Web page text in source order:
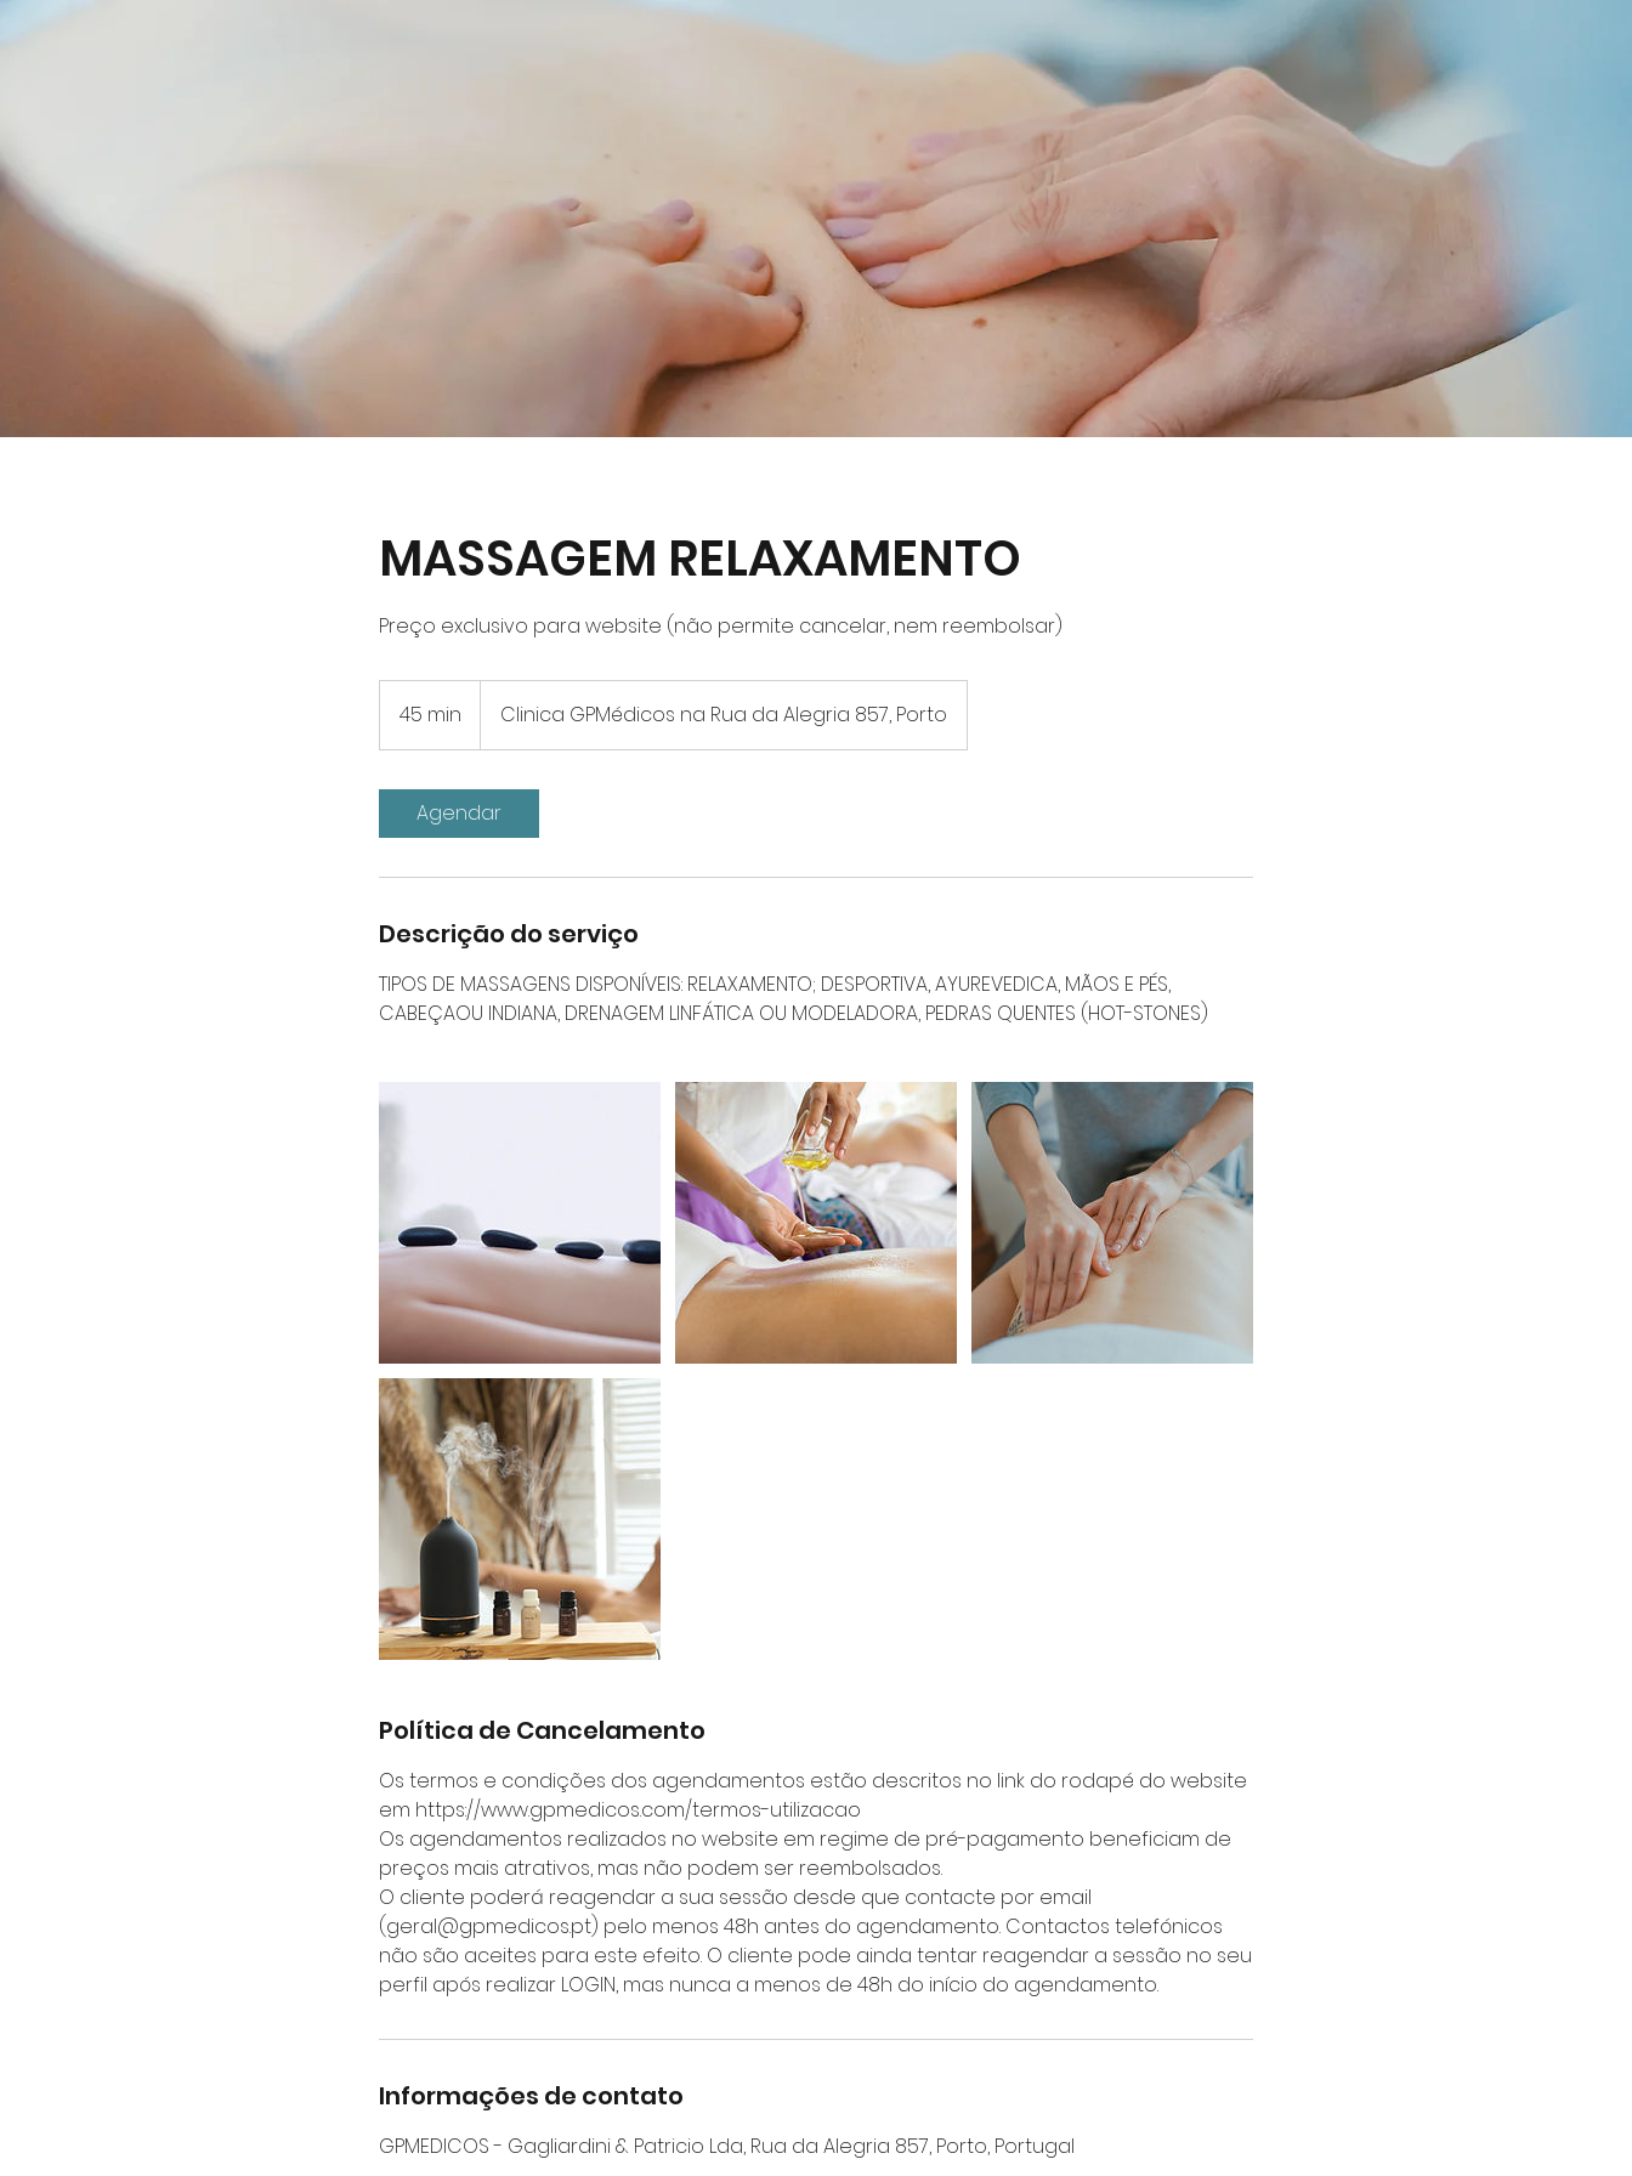
MASSAGEM RELAXAMENTO
Preço exclusivo para website (não permite cancelar, nem reembolsar)
45 min
5
i
n
Clinica GPMédicos na Rua da Alegria 857, Porto
Agendar
Descrição do serviço
TIPOS DE MASSAGENS DISPONÍVEIS: RELAXAMENTO; DESPORTIVA, AYUREVEDICA, MÃOS E PÉS,
CABEÇAOU INDIANA, DRENAGEM LINFÁTICA OU MODELADORA, PEDRAS QUENTES (HOT-STONES)
Política de Cancelamento
Os termos e condições dos agendamentos estão descritos no link do rodapé do website
em https://www.gpmedicos.com/termos-utilizacao
Os agendamentos realizados no website em regime de pré-pagamento beneficiam de
preços mais atrativos, mas não podem ser reembolsados.
O cliente poderá reagendar a sua sessão desde que contacte por email
(geral@gpmedicos.pt) pelo menos 48h antes do agendamento. Contactos telefónicos
não são aceites para este efeito. O cliente pode ainda tentar reagendar a sessão no seu
perfil após realizar LOGIN, mas nunca a menos de 48h do início do agendamento.
Informações de contato
GPMEDICOS - Gagliardini & Patricio Lda, Rua da Alegria 857, Porto, Portugal